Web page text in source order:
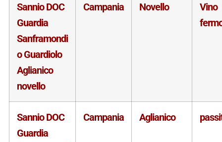
Sannio DOC
Guardia
Sanframondi
o Guardiolo
Aglianico
novello
Campania Novello
Vino
Sannio DOC
Guardia
Campania Aglianico